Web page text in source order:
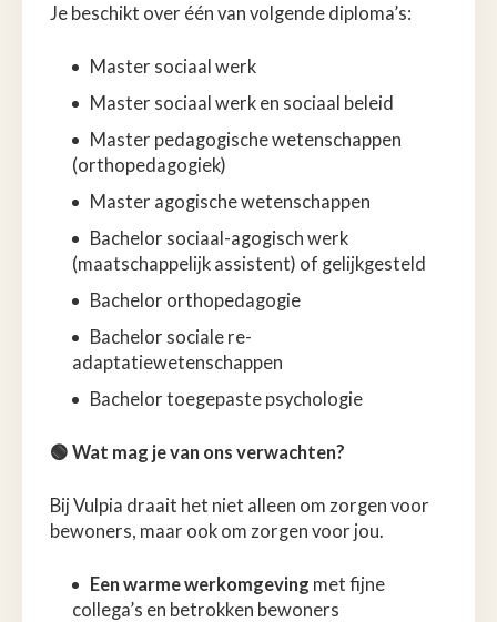
Je beschikt over één van volgende diploma’s:
Master sociaal werk
Master sociaal werk en sociaal beleid
Master pedagogische wetenschappen
(orthopedagogiek)
Master agogische wetenschappen
Bachelor sociaal-agogisch werk
(maatschappelijk assistent) of gelijkgesteld
Bachelor orthopedagogie
Bachelor sociale re-
adaptatiewetenschappen
Bachelor toegepaste psychologie
🟢 Wat mag je van ons verwachten?
Bij Vulpia draait het niet alleen om zorgen voor
bewoners, maar ook om zorgen voor jou.
Een warme werkomgeving met fijne
collega’s en betrokken bewoners